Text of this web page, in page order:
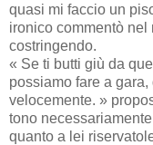
quasi mi faccio un
ironico commentò nel
costringendo.
« Se ti butti giù da
possiamo fare a
velocemente. »
tono
quanto a lei